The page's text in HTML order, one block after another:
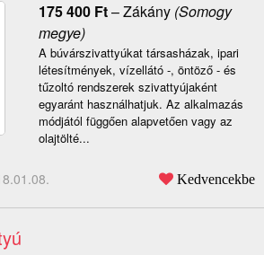
175 400 Ft–Zákány(Somogy
megye)
A búvárszivattyúkat társasházak, ipari
létesítmények, vízellátó -, öntöző - és
tűzoltó rendszerek szivattyújaként
egyaránt használhatjuk. Az alkalmazás
módjától függően alapvetően vagy az
olajtölté...
Kedvencekbe